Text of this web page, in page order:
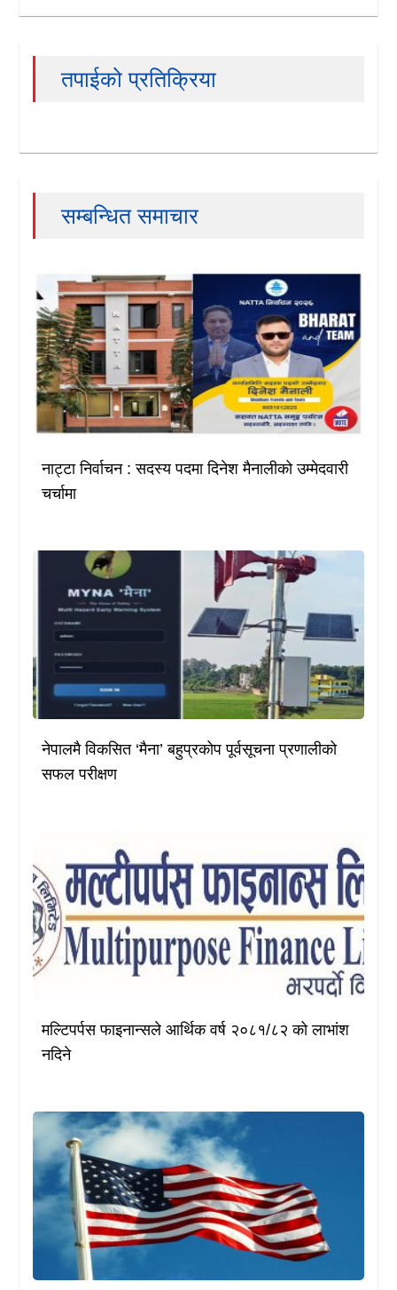
तपाईको प्रतिक्रिया
सम्बन्धित समाचार
नाट्टा निर्वाचन : सदस्य पदमा दिनेश मैनालीको उम्मेदवारी
चर्चामा
नेपालमै विकसित ‘मैना’ बहुप्रकोप पूर्वसूचना प्रणालीको
सफल परीक्षण
मल्टिपर्पस फाइनान्सले आर्थिक वर्ष २०८१/८२ को लाभांश
नदिने